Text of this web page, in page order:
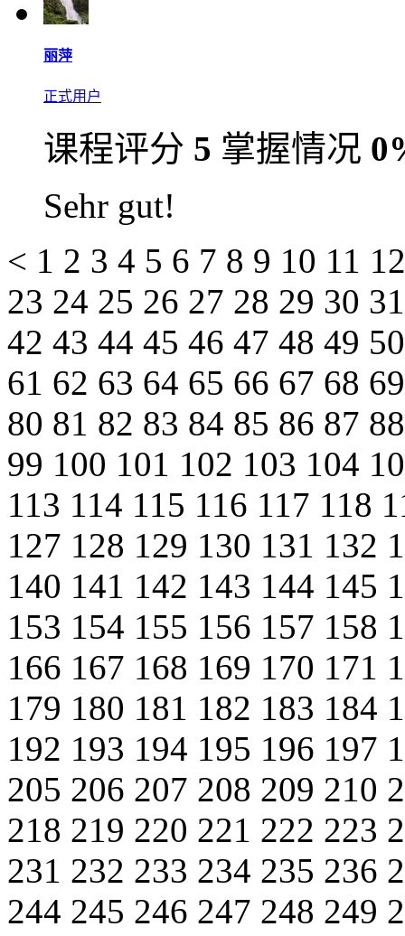
丽萍
正式用户
课程评分 5 掌握情况
Sehr gut!
< 1 2 3 4 5 6 7 8 9 10 11
23 24 25 26 27 28 29 30
42 43 44 45 46 47 48 49
61 62 63 64 65 66 67 68
80 81 82 83 84 85 86 87
99 100 101 102 103 104
113 114 115 116 117 118
127 128 129 130 131 132
140 141 142 143 144 145
153 154 155 156 157 158
166 167 168 169 170 171
179 180 181 182 183 184
192 193 194 195 196 197
205 206 207 208 209 210
218 219 220 221 222 223
231 232 233 234 235 236
244 245 246 247 248 249